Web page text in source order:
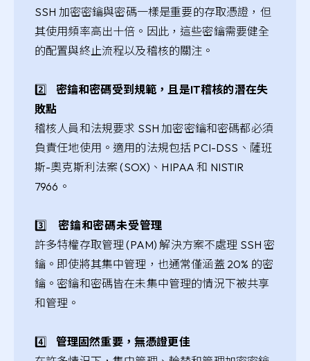
SSH 加密密鑰與密碼一樣是重要的存取憑證，但
其使用頻率高出十倍。因此，這些密鑰需要健全
的配置與終止流程以及稽核的關注。
2️⃣
密鑰和密碼受到規範，且是IT稽核的潛在失
敗點
稽核人員和法規要求 SSH 加密密鑰和密碼都必須
負責任地使用。適用的法規包括 PCI-DSS、薩班
斯-奧克斯利法案 (SOX)、HIPAA 和 NISTIR
7966。
3️⃣ 密鑰和密碼未受管理
許多特權存取管理 (PAM) 解決方案不處理 SSH 密
鑰。即使將其集中管理，也通常僅涵蓋 20% 的密
鑰。密鑰和密碼皆在未集中管理的情況下被共享
和管理。
4️⃣ 管理固然重要，無憑證更佳